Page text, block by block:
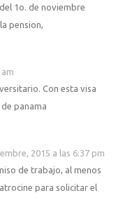
1o. de noviembre
pension,
Con esta visa
panama
2015 a las 6:37 pm
de trabajo, al menos
para solicitar el